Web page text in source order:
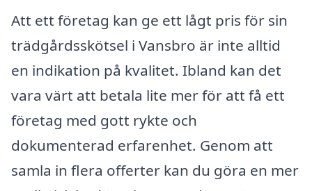
Att ett företag kan ge ett lågt pris för sin
trädgårdsskötsel i Vansbro är inte alltid
en indikation på kvalitet. Ibland kan det
vara värt att betala lite mer för att få ett
företag med gott rykte och
dokumenterad erfarenhet. Genom att
samla in flera offerter kan du göra en mer